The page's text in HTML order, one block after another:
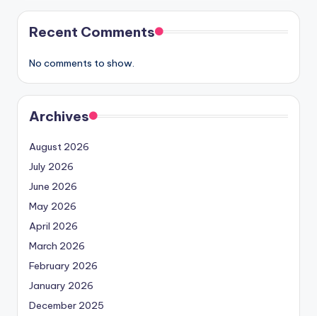
Recent Comments
No comments to show.
Archives
August 2026
July 2026
June 2026
May 2026
April 2026
March 2026
February 2026
January 2026
December 2025